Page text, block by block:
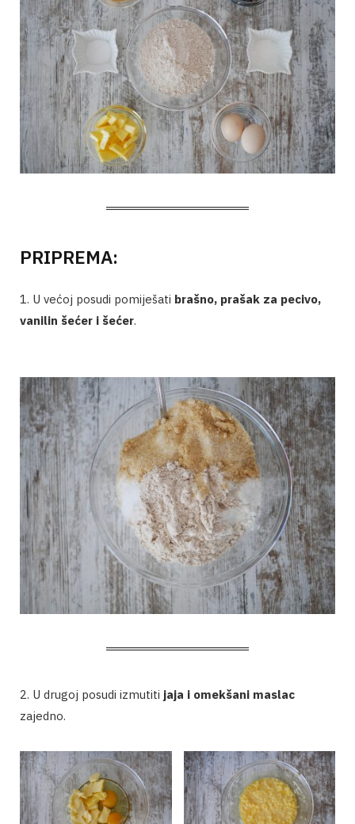
PRIPREMA:
1. U većoj posudi pomiješati brašno, prašak za pecivo,
vanilin šećer i šećer.
2. U drugoj posudi izmutiti jaja i omekšani maslac
zajedno.